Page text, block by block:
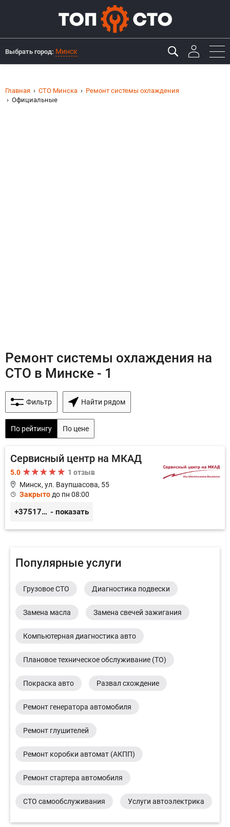
Выбрать город: Минск
Главная СТО Минска
Ремонт системы охлаждения
Официальные
Ремонт системы охлаждения на
СТО в Минске - 1
Фильтр Найти рядом
По рейтингу По цене
Сервисный центр на МКАД
5.0
1 отзыв
Минск, ул. Ваупшасова, 55
Закрыто до пн 08:00
+375173613000 - показать
Популярные услуги
Грузовое СТО Диагностика подвески
Замена масла Замена свечей зажигания
Компьютерная диагностика авто
Плановое техническое обслуживание (ТО)
Покраска авто Развал схождение
Ремонт генератора автомобиля
Ремонт глушителей
Ремонт коробки автомат (АКПП)
Ремонт стартера автомобиля
СТО самообслуживания Услуги автоэлектрика